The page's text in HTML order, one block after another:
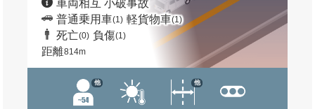
車両相互 小破事故
普通乗用車(1) 軽貨物車(1)
死亡(0) 負傷(1)
距離814m
他 他